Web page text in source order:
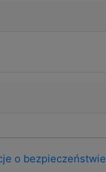
o bezpieczeństwie